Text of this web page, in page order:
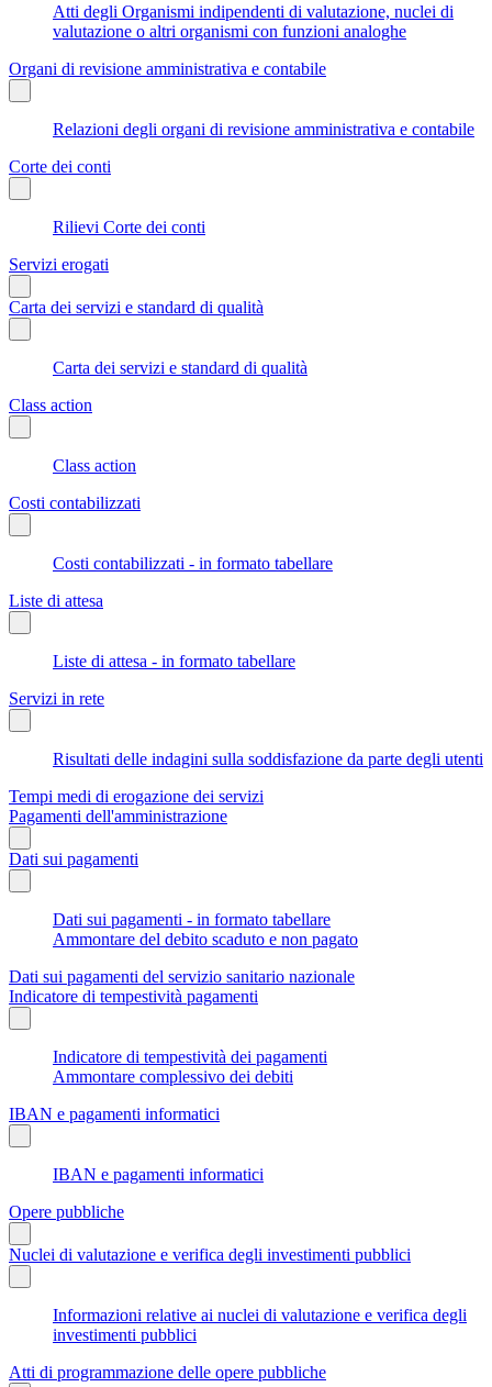
Atti degli Organismi indipendenti di valutazione, nuclei di
valutazione o altri organismi con funzioni analoghe
Organi di revisione amministrativa e contabile
Relazioni degli organi di revisione amministrativa e contabile
Corte dei conti
Rilievi Corte dei conti
Servizi erogati
Carta dei servizi e standard di qualità
Carta dei servizi e standard di qualità
Class action
Class action
Costi contabilizzati
Costi contabilizzati - in formato tabellare
Liste di attesa
Liste di attesa - in formato tabellare
Servizi in rete
Risultati delle indagini sulla soddisfazione da parte degli utenti
Tempi medi di erogazione dei servizi
Pagamenti dell'amministrazione
Dati sui pagamenti
Dati sui pagamenti - in formato tabellare
Ammontare del debito scaduto e non pagato
Dati sui pagamenti del servizio sanitario nazionale
Indicatore di tempestività pagamenti
Indicatore di tempestività dei pagamenti
Ammontare complessivo dei debiti
IBAN e pagamenti informatici
IBAN e pagamenti informatici
Opere pubbliche
Nuclei di valutazione e verifica degli investimenti pubblici
Informazioni relative ai nuclei di valutazione e verifica degli
investimenti pubblici
Atti di programmazione delle opere pubbliche